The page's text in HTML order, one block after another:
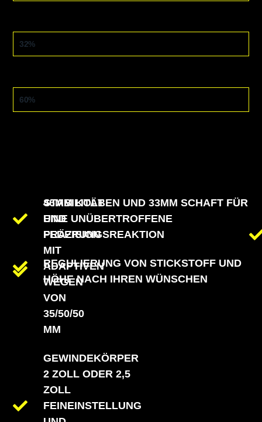
ASPHALT
32%
VERSUCH
60%
STABILITÄT
UND
PRÄZISION
MIT
ADAPTIVEN
WEGEN
VON
35/50/50
MM
GEWINDEKÖRPER
2 ZOLL ODER 2,5
ZOLL
FEINEINSTELLUNG
46MM KOLBEN UND 33MM SCHAFT FÜR
EINE UNÜBERTROFFENE
FEDERUNGSREAKTION
REGULIERUNG VON STICKSTOFF UND
HÖHE NACH IHREN WÜNSCHEN